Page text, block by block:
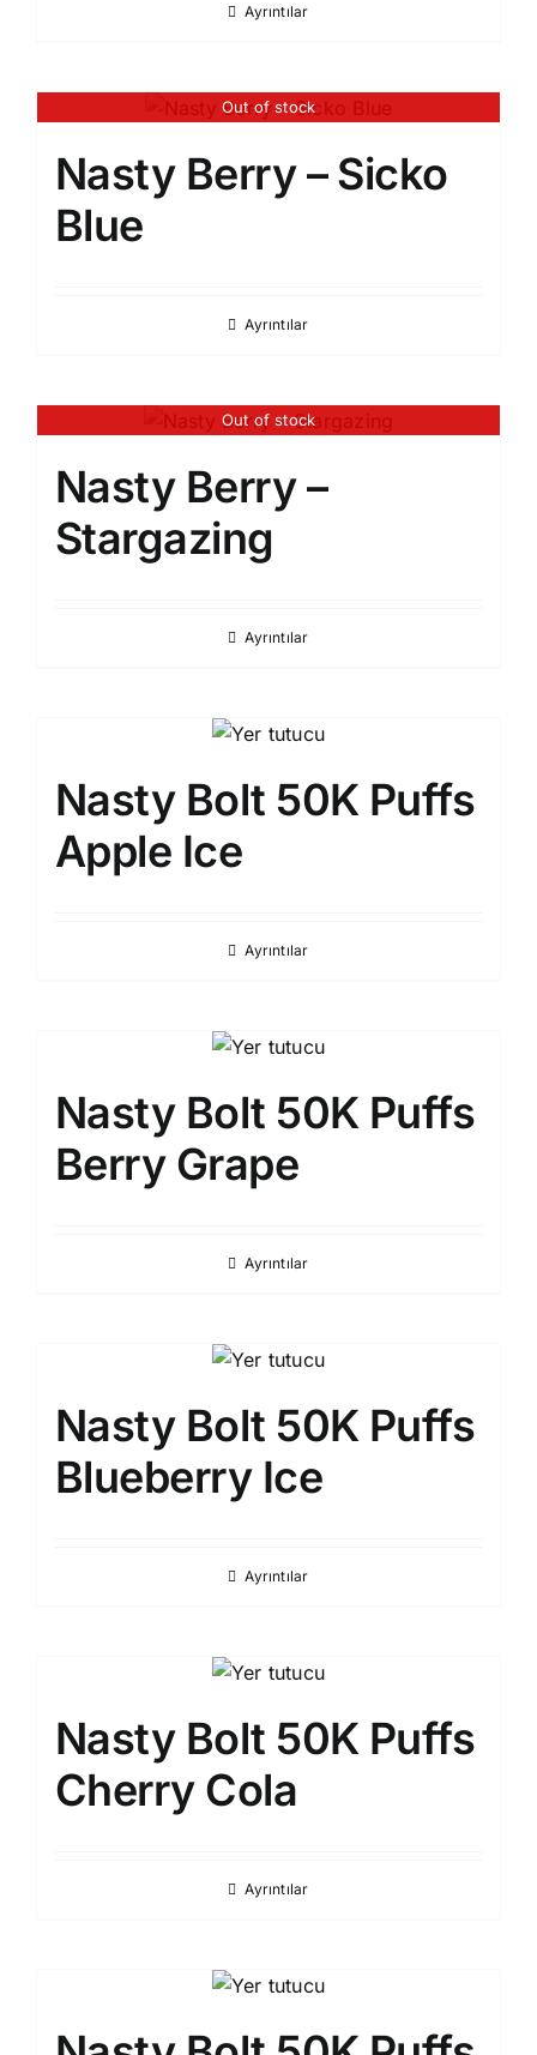
Ayrıntılar
Out of stock
Nasty Berry – Sicko
Blue
Ayrıntılar
Out of stock
Nasty Berry –
Stargazing
Ayrıntılar
Nasty Bolt 50K Puffs
Apple Ice
Ayrıntılar
Nasty Bolt 50K Puffs
Berry Grape
Ayrıntılar
Nasty Bolt 50K Puffs
Blueberry Ice
Ayrıntılar
Nasty Bolt 50K Puffs
Cherry Cola
Ayrıntılar